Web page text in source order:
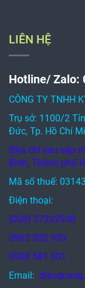
LIÊN HỆ
Hotline/ Zalo:
CÔNG TY TNHH
Trụ sở: 1100/2
Đức, Tp. Hồ Chí
(Địa chỉ sau sáp
Bình, Thành phố
Mã số thuế:
Điện thoại:
(028) 37222938
0963 502 939
0908 581 001
Email: